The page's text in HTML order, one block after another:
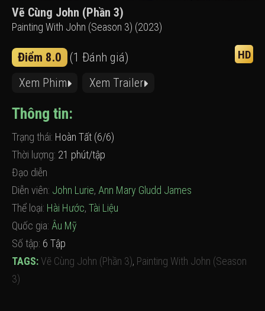
Vẽ Cùng John (Phần 3)
Painting With John (Season 3) (2023)
Điểm 8.0 (1 Đánh giá) HD
Xem Phim Xem Trailer
Thông tin:
Trạng thái: Hoàn Tất (6/6)
Thời lượng: 21 phút/tập
Đạo diễn
Diễn viên: John Lurie, Ann Mary Gludd James
Thể loại: Hài Hước, Tài Liệu
Quốc gia: Âu Mỹ
Số tập: 6 Tập
TAGS:Vẽ Cùng John (Phần 3), Painting With John (Season
3)